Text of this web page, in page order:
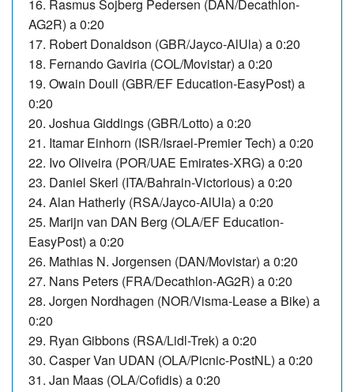
16. Rasmus Sojberg Pedersen (DAN/Decathlon-
AG2R) a 0:20
17. Robert Donaldson (GBR/Jayco-AlUla) a 0:20
18. Fernando Gaviria (COL/Movistar) a 0:20
19. Owain Doull (GBR/EF Education-EasyPost) a
0:20
20. Joshua Giddings (GBR/Lotto) a 0:20
21. Itamar Einhorn (ISR/Israel-Premier Tech) a 0:20
22. Ivo Oliveira (POR/UAE Emirates-XRG) a 0:20
23. Daniel Skerl (ITA/Bahrain-Victorious) a 0:20
24. Alan Hatherly (RSA/Jayco-AlUla) a 0:20
25. Marijn van DAN Berg (OLA/EF Education-
EasyPost) a 0:20
26. Mathias N. Jorgensen (DAN/Movistar) a 0:20
27. Nans Peters (FRA/Decathlon-AG2R) a 0:20
28. Jorgen Nordhagen (NOR/Visma-Lease a Bike) a
0:20
29. Ryan Gibbons (RSA/Lidl-Trek) a 0:20
30. Casper Van UDAN (OLA/Picnic-PostNL) a 0:20
31. Jan Maas (OLA/Cofidis) a 0:20